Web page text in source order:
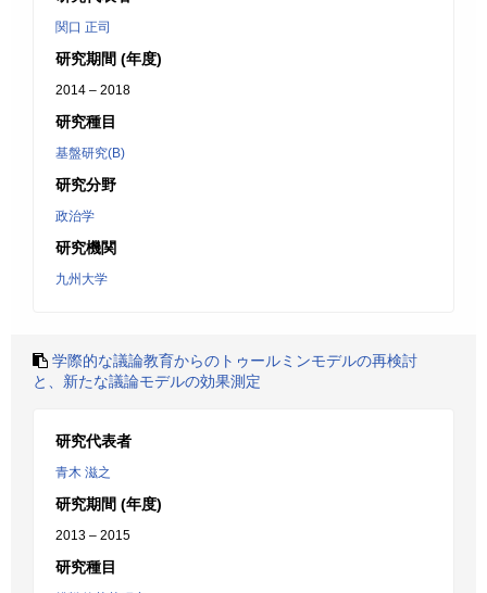
関口 正司
研究期間 (年度)
2014 – 2018
研究種目
基盤研究(B)
研究分野
政治学
研究機関
九州大学
学際的な議論教育からのトゥールミンモデルの再検討
と、新たな議論モデルの効果測定
研究代表者
青木 滋之
研究期間 (年度)
2013 – 2015
研究種目